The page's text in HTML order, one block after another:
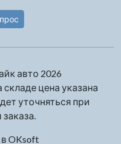
авто 2026
цена указана
уточняться при
OKsoft